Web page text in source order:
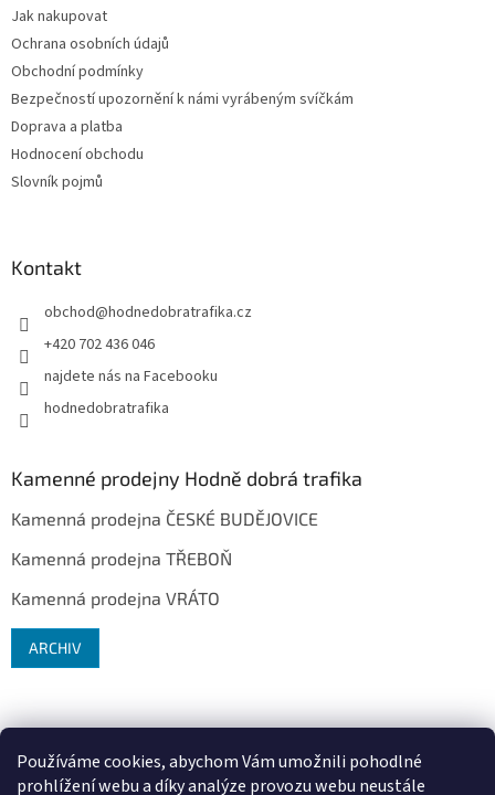
Používáme cookies, abychom Vám umožnili pohodlné
prohlížení webu a díky analýze provozu webu neustále
Jak nakupovat
Ochrana osobních údajů
Obchodní podmínky
Bezpečností upozornění k námi vyrábeným svíčkám
Doprava a platba
Hodnocení obchodu
Slovník pojmů
Kontakt
obchod@hodnedobratrafika.cz
+420 702 436 046
najdete nás na Facebooku
hodnedobratrafika
Kamenné prodejny Hodně dobrá trafika
Kamenná prodejna ČESKÉ BUDĚJOVICE
Kamenná prodejna TŘEBOŇ
Kamenná prodejna VRÁTO
ARCHIV